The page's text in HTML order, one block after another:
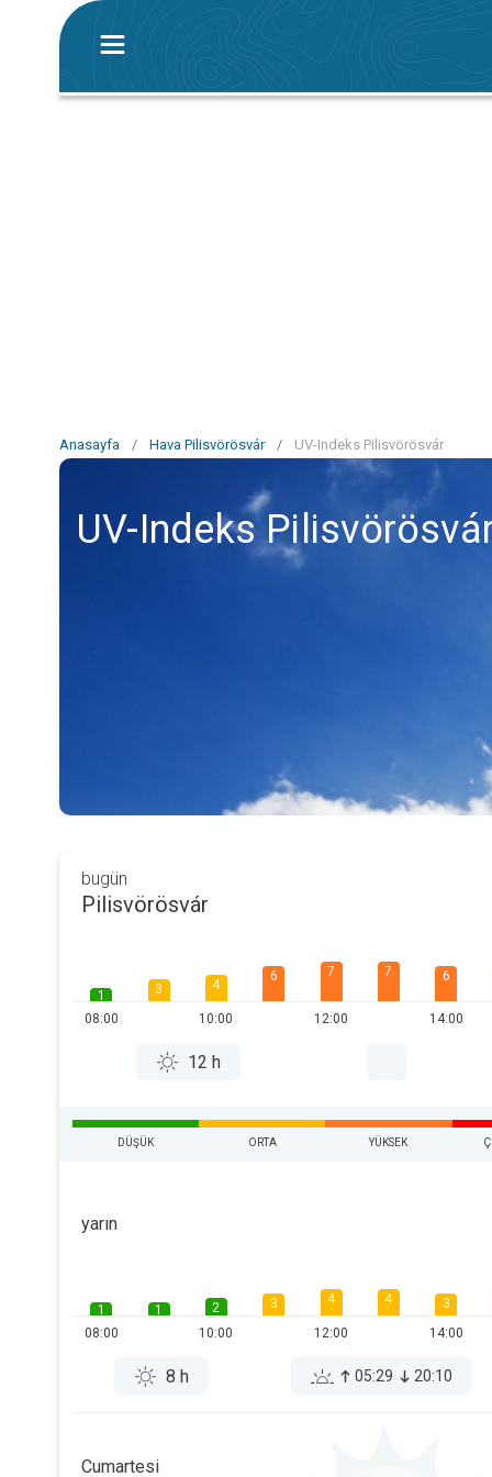
Anasayfa / Hava Pilisvörösvár / UV-Indeks Pilisvörösvár
UV-Indeks
bugün
Pilisvörösvár
1
08:00
3 4
10:00
6 7
12:00
7 6
14:00
12 h
DÜŞÜK ORTA YÜKSEK
yarın
1
08:00
1
2
10:00
3 4
12:00
4
3
14:00
8 h 05:29 20:10
Cumartesi